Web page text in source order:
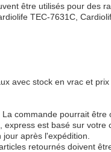
être utilisés pour des
TEC-7631C,
avec stock en vrac et
commande pourrait
est basé sur votre
après l'expédition.
retournés doivent